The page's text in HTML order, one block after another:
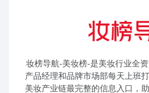
妆榜导航-美妆榜-是美妆行业全
产品经理和品牌市场部每天上班
美妆产业链最完整的信息入口，